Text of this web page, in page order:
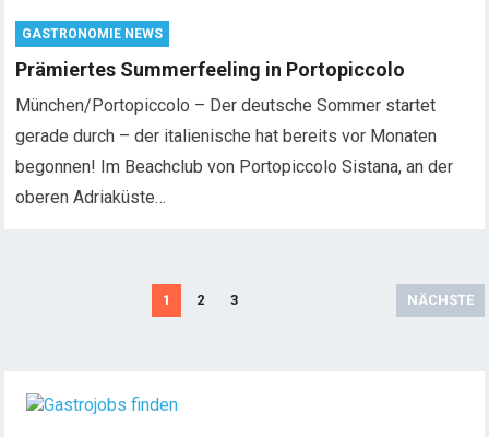
GASTRONOMIE NEWS
Prämiertes Summerfeeling in Portopiccolo
München/Portopiccolo – Der deutsche Sommer startet
gerade durch – der italienische hat bereits vor Monaten
begonnen! Im Beachclub von Portopiccolo Sistana, an der
oberen Adriaküste…
1 2 3 NÄCHSTE